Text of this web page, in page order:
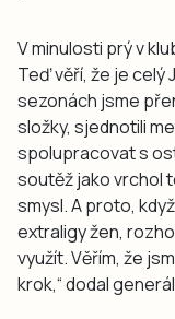
V minulosti prý v
Teď věří, že je celý
sezonách jsme
složky, sjednotili
spolupracovat s
soutěž jako vrchol
smysl. A proto,
extraligy žen,
využít. Věřím, že
krok,“ dodal